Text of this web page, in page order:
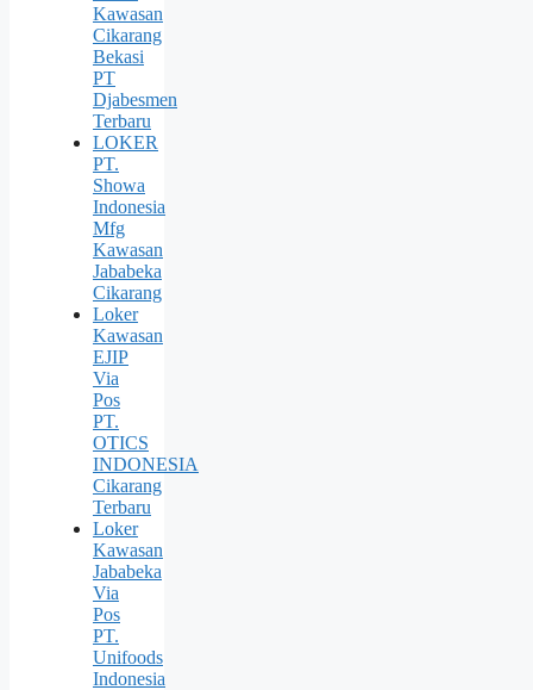
Kawasan
Cikarang
Bekasi
PT
Djabesmen
Terbaru
LOKER
PT.
Showa
Indonesia
Mfg
Kawasan
Jababeka
Cikarang
Loker
Kawasan
EJIP
Via
Pos
PT.
OTICS
INDONESIA
Cikarang
Terbaru
Loker
Kawasan
Jababeka
Via
Pos
PT.
Unifoods
Indonesia